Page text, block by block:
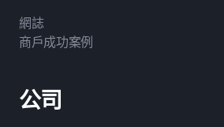
網誌
商戶成功案例
公司